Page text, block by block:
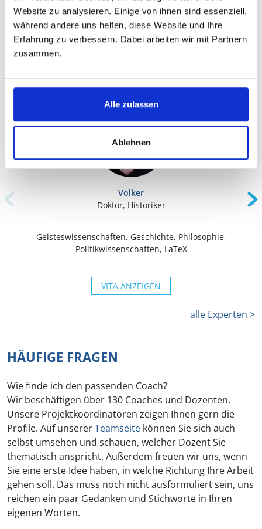
Website zu analysieren. Einige von ihnen sind essenziell,
während andere uns helfen, diese Website und Ihre
Erfahrung zu verbessern. Dabei arbeiten wir mit Partnern
zusammen.
Alle zulassen
Ablehnen
Mehr als 130 Fachexperten können Sie
unterstützen
Volker
Doktor, Historiker
Geisteswissenschaften, Geschichte, Philosophie,
Politikwissenschaften, LaTeX
VITA ANZEIGEN
alle Experten >
HÄUFIGE FRAGEN
Wie finde ich den passenden Coach?
Wir beschäftigen über 130 Coaches und Dozenten.
Unsere Projektkoordinatoren zeigen Ihnen gern die
Profile. Auf unsererTeamseite können Sie sich auch
selbst umsehen und schauen, welcher Dozent Sie
thematisch anspricht. Außerdem freuen wir uns, wenn
Sie eine erste Idee haben, in welche Richtung Ihre Arbeit
gehen soll. Das muss noch nicht ausformuliert sein, uns
reichen ein paar Gedanken und Stichworte in Ihren
eigenen Worten.